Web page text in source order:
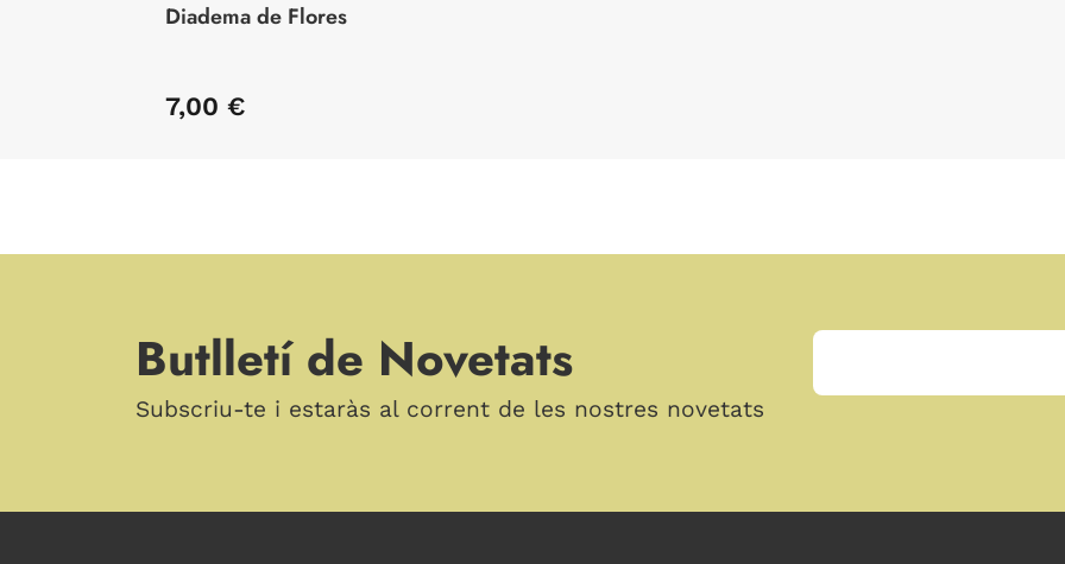
Diadema de Flores
7,00 €
Butlletí de Novetats
Subscriu-te i estaràs al corrent de les nostres novetats